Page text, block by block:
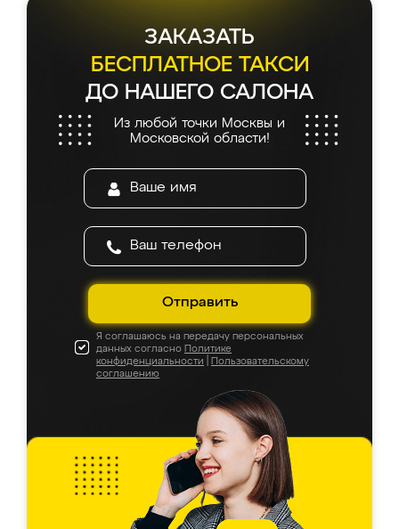
ЗАКАЗАТЬ
БЕСПЛАТНОЕ ТАКСИ
ДО НАШЕГО САЛОНА
Из любой точки Москвы и
Московской области!
Отправить
Я соглашаюсь на передачу персональных
данных согласно Политике
конфиденциальности
Пользовательскому
соглашению